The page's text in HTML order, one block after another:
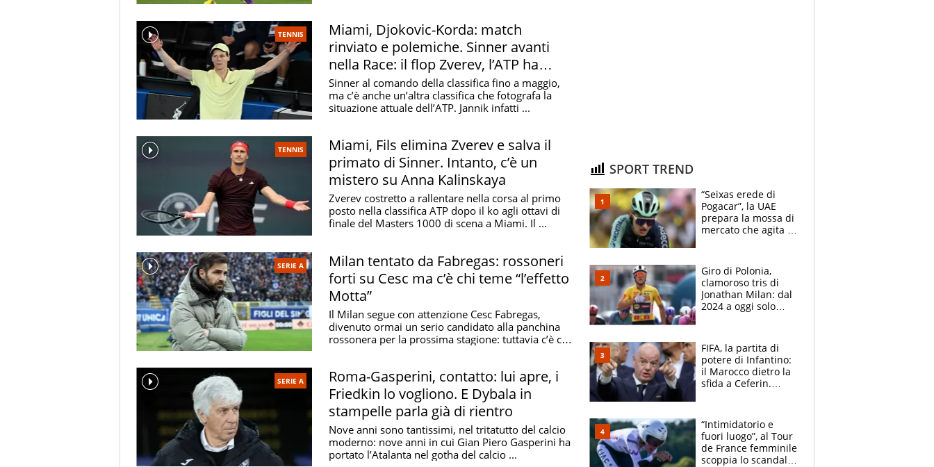
TENNIS
Miami, Djokovic-Korda: match
rinviato e polemiche. Sinner avanti
nella Race: il flop Zverev, l’ATP ha
bisogno del ritorno di Jannik
Sinner al comando della classifica fino a maggio,
ma c’è anche un’altra classifica che fotografa la
situazione attuale dell’ATP. Jannik infatti ...
TENNIS
Miami, Fils elimina Zverev e salva il
primato di Sinner. Intanto, c’è un
mistero su Anna Kalinskaya
Zverev costretto a rallentare nella corsa al primo
posto nella classifica ATP dopo il ko agli ottavi di
finale del Masters 1000 di scena a Miami. Il ...
SERIE A
Milan tentato da Fabregas: rossoneri
forti su Cesc ma c’è chi teme “l’effetto
Motta”
Il Milan segue con attenzione Cesc Fabregas,
divenuto ormai un serio candidato alla panchina
rossonera per la prossima stagione: tuttavia c’è chi
SERIE A
Roma-Gasperini, contatto: lui apre, i
Friedkin lo vogliono. E Dybala in
stampelle parla già di rientro
Nove anni sono tantissimi, nel tritatutto del calcio
moderno: nove anni in cui Gian Piero Gasperini ha
portato l’Atalanta nel gotha del calcio ...
SPORT TREND
“Seixas erede di
Pogacar”, la UAE
prepara la mossa di
mercato che agita la
a Burgos
Giro di Polonia,
clamoroso tris di
Jonathan Milan: dal
2024 a oggi solo
e Skerl
FIFA, la partita di
potere di Infantino:
il Marocco dietro la
sfida a Ceferin.
squadre, l’ira di Figo
“Intimidatorio e
fuori luogo”, al Tour
de France femminile
scoppia lo scandalo: